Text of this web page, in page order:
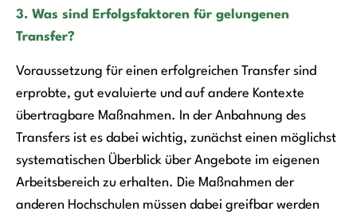
3. Was sind Erfolgsfaktoren für gelungenen
Transfer?
Voraussetzung für einen erfolgreichen Transfer sind
erprobte, gut evaluierte und auf andere Kontexte
übertragbare Maßnahmen. In der Anbahnung des
Transfers ist es dabei wichtig, zunächst einen möglichst
systematischen Überblick über Angebote im eigenen
Arbeitsbereich zu erhalten. Die Maßnahmen der
anderen Hochschulen müssen dabei greifbar werden